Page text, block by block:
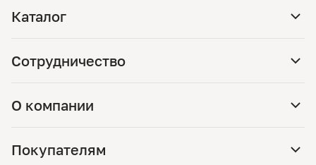
Каталог
Сотрудничество
О компании
Покупателям